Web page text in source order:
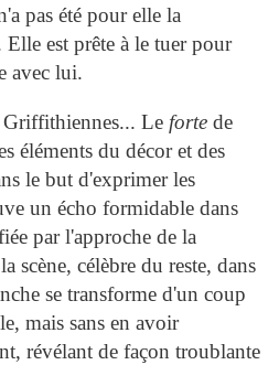
pas été pour elle la
est prête à le tuer pour
avec lui.
Griffithiennes... Le forte de
éléments du décor et des
le but d'exprimer les
un écho formidable dans
par l'approche de la
scène, célèbre du reste, dans
se transforme d'un coup
mais sans en avoir
révélant de façon troublante